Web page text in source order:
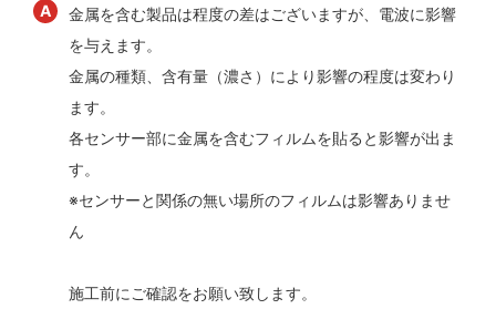
金属を含む製品は程度の差はございますが、電波に影響
を与えます。
金属の種類、含有量（濃さ）により影響の程度は変わり
ます。
各センサー部に金属を含むフィルムを貼ると影響が出ま
す。
※センサーと関係の無い場所のフィルムは影響ありませ
ん
施工前にご確認をお願い致します。